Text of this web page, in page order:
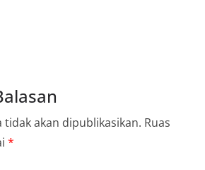
tidak akan dipublikasikan. Ruas
*